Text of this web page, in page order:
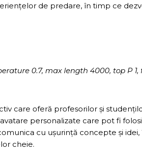
de predare, în timp ce
0.7, max length 4000, top P 1,
care oferă profesorilor și
personalizate care pot fi
cu ușurință concepte și
cheie.